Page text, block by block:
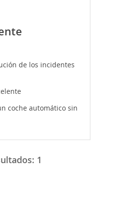
de los incidentes
coche automático sin
1